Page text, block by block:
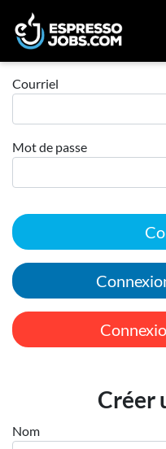
Connexion
Emplois
Ma boîte à
Conseils carrière
Nos chroniques
Inscrivez-vous à
Publiez une offre
Courriel
Mot de passe
Créer
Nom